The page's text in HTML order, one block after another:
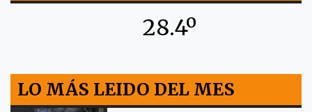
28.4º
LO MÁS LEIDO DEL MES